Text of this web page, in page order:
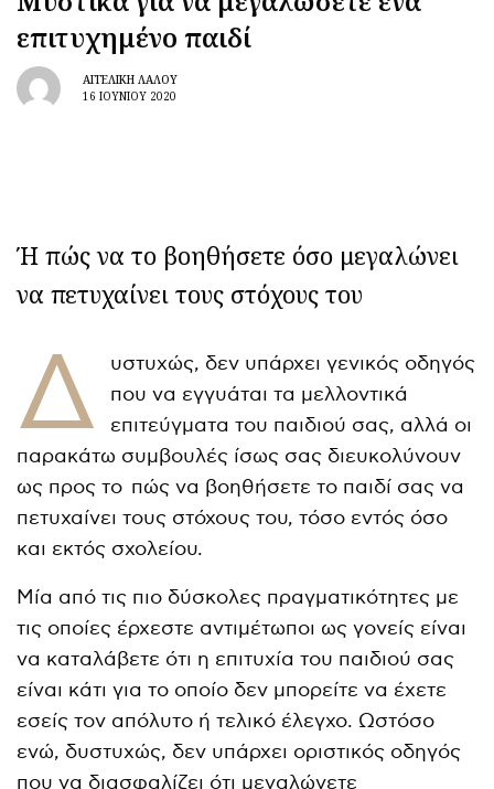
επιτυχημένο παιδί
ΑΓΓΕΛΙΚΉ ΛΆΛΟΥ
16 ΙΟΥΝΊΟΥ 2020
Ή πώς να το βοηθήσετε όσο μεγαλώνει
να πετυχαίνει τους στόχους του
Δ
υστυχώς, δεν υπάρχει γενικός οδηγός
που να εγγυάται τα μελλοντικά
επιτεύγματα του παιδιού σας, αλλά οι
παρακάτω συμβουλές ίσως σας διευκολύνουν
ως προς το πώς να βοηθήσετε το παιδί σας να
πετυχαίνει τους στόχους του, τόσο εντός όσο
και εκτός σχολείου.
Μία από τις πιο δύσκολες πραγματικότητες με
τις οποίες έρχεστε αντιμέτωποι ως γονείς είναι
να καταλάβετε ότι η επιτυχία του παιδιού σας
είναι κάτι για το οποίο δεν μπορείτε να έχετε
εσείς τον απόλυτο ή τελικό έλεγχο. Ωστόσο
ενώ, δυστυχώς, δεν υπάρχει οριστικός οδηγός
που να διασφαλίζει ότι μεγαλώνετε